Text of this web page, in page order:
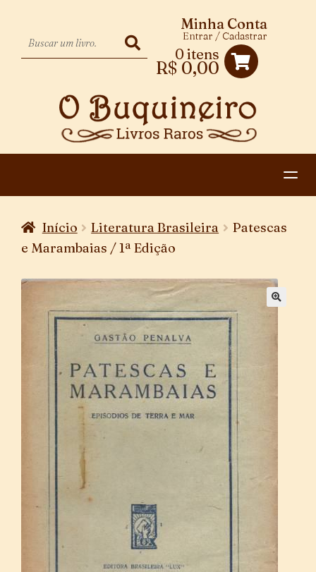
0 itens
R$ 0,00
Minha Conta
Entrar / Cadastrar
CATEGORIAS
CONTATO
Início Literatura Brasileira
Patescas
e Marambaias / 1ª Edição